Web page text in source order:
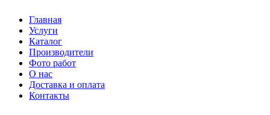
Главная
Услуги
Каталог
Производители
Фото работ
О нас
Доставка и оплата
Контакты